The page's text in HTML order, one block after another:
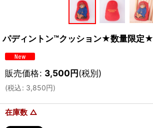
パディントン™クッション★数量限定★
販売価格: 3,500円(税別)
(税込: 3,850円)
在庫数 △